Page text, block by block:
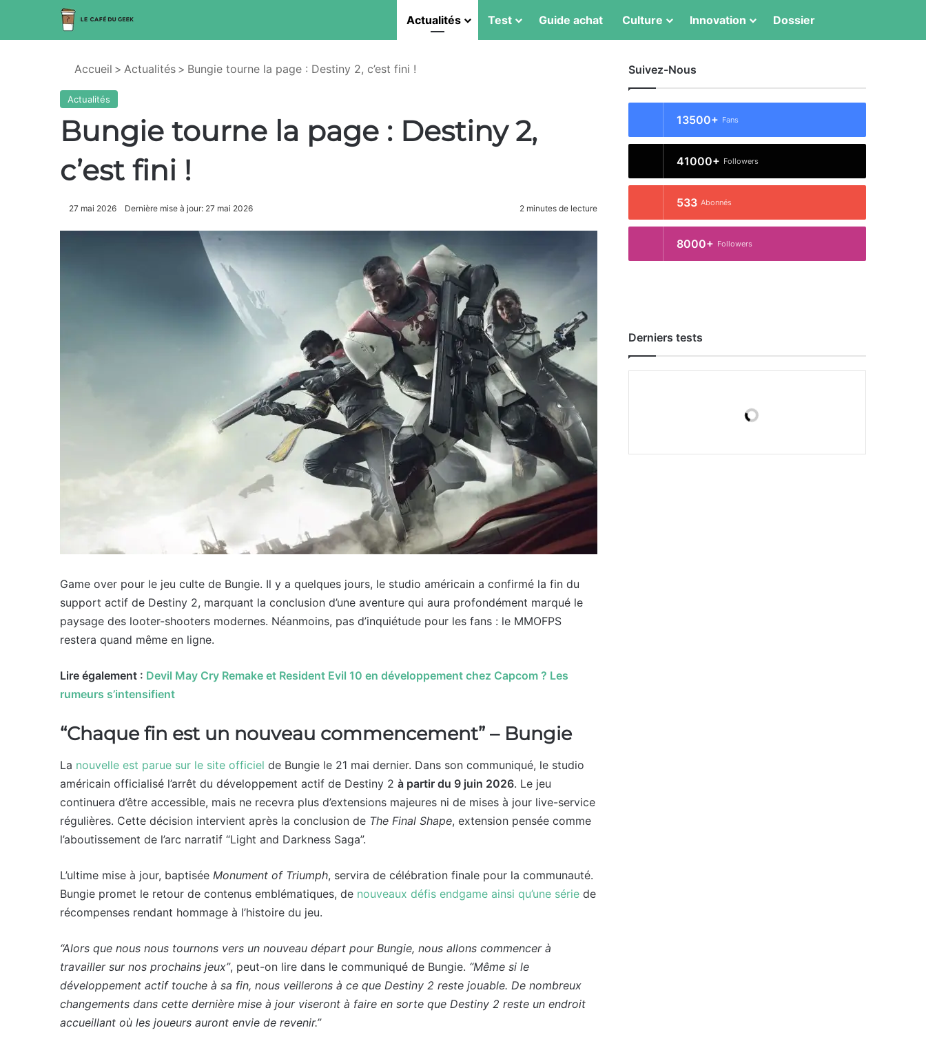
Actualités Test Guide achat Culture Innovation Dossier
Accueil > Actualités > Bungie tourne la page : Destiny 2, c’est fini !
Actualités
Bungie tourne la page : Destiny 2,
c’est fini !
27 mai 2026 Dernière mise à jour: 27 mai 2026 2 minutes de lecture
Game over pour le jeu culte de Bungie. Il y a quelques jours, le studio américain a confirmé la fin du
support actif de Destiny 2, marquant la conclusion d’une aventure qui aura profondément marqué le
paysage des looter-shooters modernes. Néanmoins, pas d’inquiétude pour les fans : le MMOFPS
restera quand même en ligne.
Lire également : Devil May Cry Remake et Resident Evil 10 en développement chez Capcom ? Les
rumeurs s’intensifient
“Chaque fin est un nouveau commencement” – Bungie
La nouvelle est parue sur le site officiel de Bungie le 21 mai dernier. Dans son communiqué, le studio
américain officialisé l’arrêt du développement actif de Destiny 2 à partir du 9 juin 2026. Le jeu
continuera d’être accessible, mais ne recevra plus d’extensions majeures ni de mises à jour live-service
régulières. Cette décision intervient après la conclusion de The Final Shape, extension pensée comme
l’aboutissement de l’arc narratif “Light and Darkness Saga”.
L’ultime mise à jour, baptisée Monument of Triumph, servira de célébration finale pour la communauté.
Bungie promet le retour de contenus emblématiques, de nouveaux défis endgame ainsi qu’une série de
récompenses rendant hommage à l’histoire du jeu.
“Alors que nous nous tournons vers un nouveau départ pour Bungie, nous allons commencer à
travailler sur nos prochains jeux”, peut-on lire dans le communiqué de Bungie. “Même si le
développement actif touche à sa fin, nous veillerons à ce que Destiny 2 reste jouable. De nombreux
changements dans cette dernière mise à jour viseront à faire en sorte que Destiny 2 reste un endroit
accueillant où les joueurs auront envie de revenir.”
Suivez-Nous
13500+ Fans
41000+ Followers
533 Abonnés
8000+ Followers
Derniers tests